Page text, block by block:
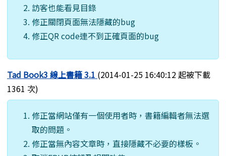
訪客也能看見目錄
修正關閉頁面無法隱藏的bug
修正QR code連不到正確頁面的bug
Tad Book3 線上書籍 3.1 (2014-01-25 16:40:12 起被下載
1361 次)
修正當網站僅有一個使用者時，書籍編輯者無法選
取的問題。
修正當無內容文章時，直接隱藏不必要的樣板。